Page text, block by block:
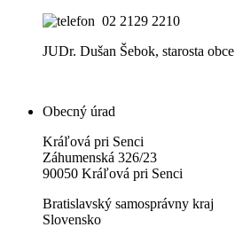
02 2129 2210
JUDr. Dušan Šebok, starosta obce
Obecný úrad
Kráľová pri Senci
Záhumenská 326/23
90050 Kráľová pri Senci
Bratislavský samosprávny kraj
Slovensko